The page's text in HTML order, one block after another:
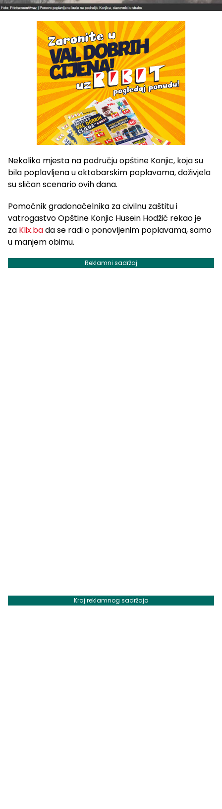
Nekoliko mjesta na području opštine Konjic, koja su
bila poplavljena u oktobarskim poplavama, doživjela
su sličan scenario ovih dana.
Pomoćnik gradonačelnika za civilnu zaštitu i
vatrogastvo Opštine Konjic Husein Hodžić rekao je
za Klix.bada se radi o ponovljenim poplavama, samo
u manjem obimu.
Reklamni sadržaj
Kraj reklamnog sadržaja